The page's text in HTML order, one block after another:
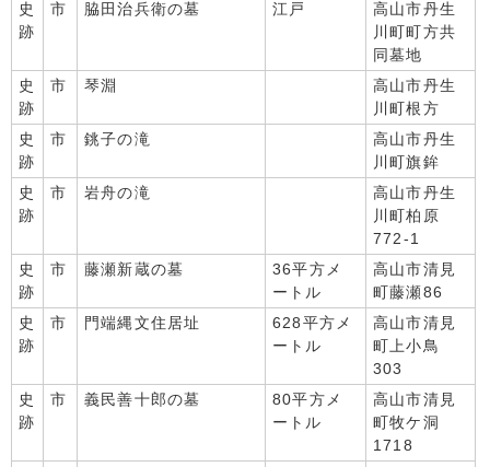
史
跡
市 脇田治兵衛の墓 江戸
高山市丹生
川町町方共
同墓地
史
跡
市 琴淵
高山市丹生
川町根方
史
跡
市 銚子の滝
高山市丹生
川町旗鉾
史
跡
市 岩舟の滝
高山市丹生
川町柏原
772-1
史
跡
市 藤瀬新蔵の墓
36平方メ
ートル
高山市清見
町藤瀬86
史
跡
市 門端縄文住居址
628平方メ
ートル
高山市清見
町上小鳥
303
史
跡
市 義民善十郎の墓
80平方メ
ートル
高山市清見
町牧ケ洞
1718